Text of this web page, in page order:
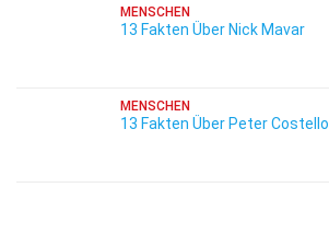
MENSCHEN
13 Fakten Über Nick Mavar
MENSCHEN
13 Fakten Über Peter Costello